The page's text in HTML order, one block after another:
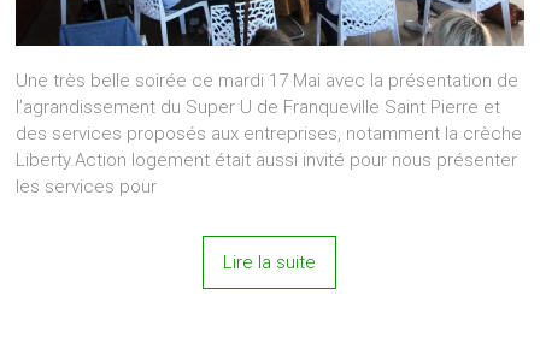
Une très belle soirée ce mardi 17 Mai avec la présentation de
l’agrandissement du Super U de Franqueville Saint Pierre et
des services proposés aux entreprises, notamment la crèche
Liberty.Action logement était aussi invité pour nous présenter
les services pour
Lire la suite